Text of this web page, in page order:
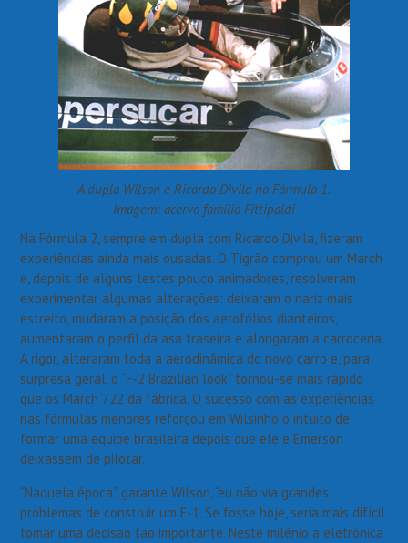
A dupla Wilson e Ricardo Divila na Fórmula 1.
Imagem: acervo família Fittipaldi
Na Fórmula 2, sempre em dupla com Ricardo Divila, fizeram
experiências ainda mais ousadas. O Tigrão comprou um March
e, depois de alguns testes pouco animadores, resolveram
experimentar algumas alterações: deixaram o nariz mais
estreito, mudaram a posição dos aerofólios dianteiros,
aumentaram o perfil da asa traseira e alongaram a carroceria.
A rigor, alteraram toda a aerodinâmica do novo carro e, para
surpresa geral, o “F-2 Brazilian look” tornou-se mais rápido
que os March 722 da fábrica. O sucesso com as experiências
nas fórmulas menores reforçou em Wilsinho o intuito de
formar uma equipe brasileira depois que ele e Emerson
deixassem de pilotar.
“Naquela época”, garante Wilson, “eu não via grandes
problemas de construir um F-1. Se fosse hoje, seria mais difícil
tomar uma decisão tão importante. Neste milênio a eletrônica